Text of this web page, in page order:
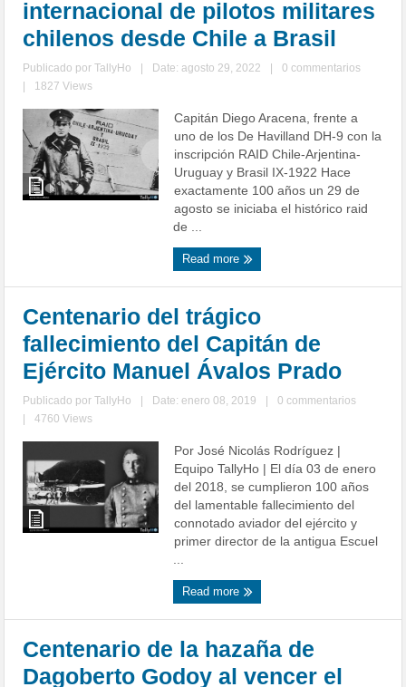
internacional de pilotos militares
chilenos desde Chile a Brasil
Publicado porTallyHo Date: agosto 29, 2022
0 commentarios
1827 Views
Capitán Diego Aracena, frente a
uno de los De Havilland DH-9 con la
inscripción RAID Chile-Arjentina-
Uruguay y Brasil IX-1922 Hace
exactamente 100 años un 29 de
agosto se iniciaba el histórico raid
de ...
Read more
Centenario del trágico
fallecimiento del Capitán de
Ejército Manuel Ávalos Prado
Publicado porTallyHo Date: enero 08, 2019
0 commentarios
4760 Views
Por José Nicolás Rodríguez |
Equipo TallyHo | El día 03 de enero
del 2018, se cumplieron 100 años
del lamentable fallecimiento del
connotado aviador del ejército y
primer director de la antigua Escuel
...
Read more
Centenario de la hazaña de
Dagoberto Godoy al vencer el